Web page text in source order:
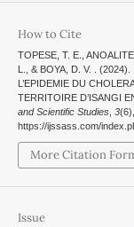
How to Cite
TOPESE, T. E.,
L., & BOYA, D. V. .
L’EPIDEMIE DU
TERRITOIRE D’ISANGI
and Scientific Studies, 3
https://ijssass.com/
More Citation
Issue